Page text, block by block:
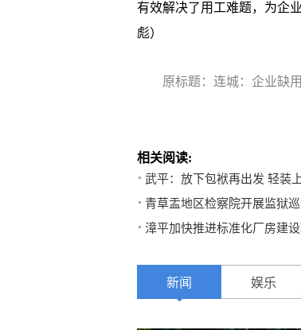
有效解决了用工难题，为企
彪）
原标题：连城：企业缺
相关阅读:
武平：放下包袱再出发 轻装
青草盂地区检察院开展监狱
漳平加快推进标准化厂房建
新闻 娱乐